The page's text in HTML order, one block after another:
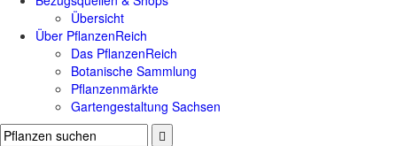
Übersicht
Über PflanzenReich
Das PflanzenReich
Botanische Sammlung
Pflanzenmärkte
Gartengestaltung Sachsen